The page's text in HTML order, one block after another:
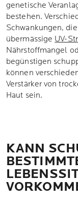
genetische
bestehen.
Schwankungen,
übermässige UV-
Nährstoffmangel
begünstigen
können
Verstärker von
Haut sein.
KANN